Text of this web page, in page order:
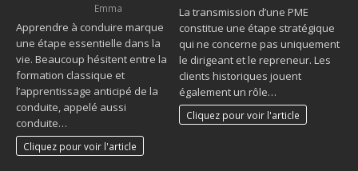
Emma
Apprendre à conduire marque
une étape essentielle dans la
vie. Beaucoup hésitent entre la
formation classique et
l’apprentissage anticipé de la
conduite, appelé aussi
conduite…
Cliquez pour voir l'article
La transmission d’une PME
constitue une étape stratégique
qui ne concerne pas uniquement
le dirigeant et le repreneur. Les
clients historiques jouent
également un rôle…
Cliquez pour voir l'article